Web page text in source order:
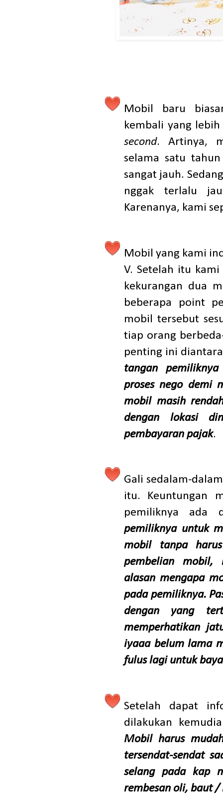
Mobil baru
kembali yang
second. Artinya,
selama satu
sangat jauh.
nggak terlalu
Karenanya, kami
Mobil yang kami
V. Setelah itu
kekurangan dua
beberapa point
mobil tersebut
tiap orang
penting ini
tangan
proses nego demi
mobil masih
dengan lokasi
pembayaran pajak.
Gali sedalam-
itu. Keuntungan
pemiliknya ada
pemiliknya untuk
mobil tanpa
pembelian mobil,
alasan mengapa
pada pemiliknya.
dengan yang
memperhatikan
iyaaa belum lama
fulus lagi untuk
Setelah dapat
dilakukan
Mobil harus
tersendat-sendat
selang pada kap
rembesan oli, baut